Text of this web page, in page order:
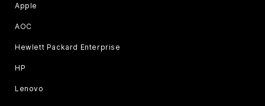
Apple
AOC
Hewlett Packard Enterprise
HP
Lenovo